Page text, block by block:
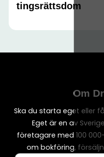
tingsrättsdom
Om
Ska du starta eget eller
Eget är en av
företagare med 100
om bokföring,